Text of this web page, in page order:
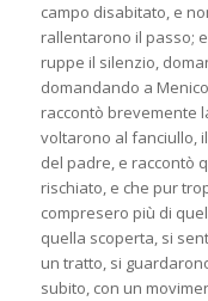
campo disabitato, e
rallentarono il passo;
ruppe il silenzio,
domandando a
raccontò brevemente
voltarono al fanciullo,
del padre, e raccontò
rischiato, e che pur
compresero più di
quella scoperta, si
un tratto, si
subito, con un